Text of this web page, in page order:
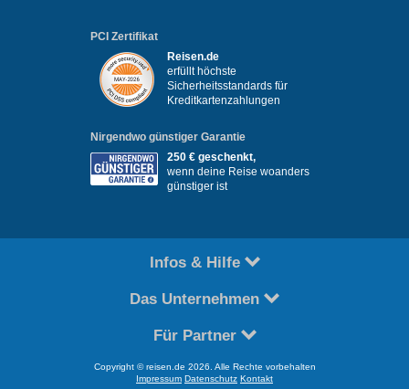
PCI Zertifikat
Reisen.de
erfüllt höchste
Sicherheitsstandards für
Kreditkartenzahlungen
Nirgendwo günstiger Garantie
250 € geschenkt,
wenn deine Reise woanders
günstiger ist
Infos & Hilfe
Das Unternehmen
Für Partner
Copyright © reisen.de 2026. Alle Rechte vorbehalten
Impressum Datenschutz Kontakt